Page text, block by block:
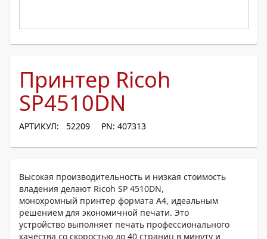
Принтер Ricoh
SP4510DN
АРТИКУЛ: 52209 PN: 407313
Высокая производительность и низкая стоимость
владения делают Ricoh SP 4510DN,
монохромный принтер формата A4, идеальным
решением для экономичной печати. Это
устройство выполняет печать профессионального
качества со скоростью до 40 страниц в минуту и